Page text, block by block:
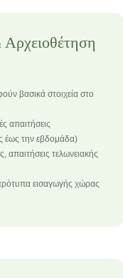
βασικά στοιχεία στο
απαιτήσεις
έως την εβδομάδα)
απαιτήσεις τελωνειακής
εισαγωγής χώρας